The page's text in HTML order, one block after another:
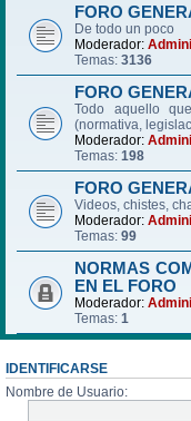
FORO
De todo un poco
Moderador:
Temas: 3136
FORO
Todo aquello
(normativa,
Moderador:
Temas: 198
FORO
Videos, chistes,
Moderador:
Temas: 99
NORMAS
EN EL FORO
Moderador:
Temas: 1
IDENTIFICARSE
Nombre de Usuario: